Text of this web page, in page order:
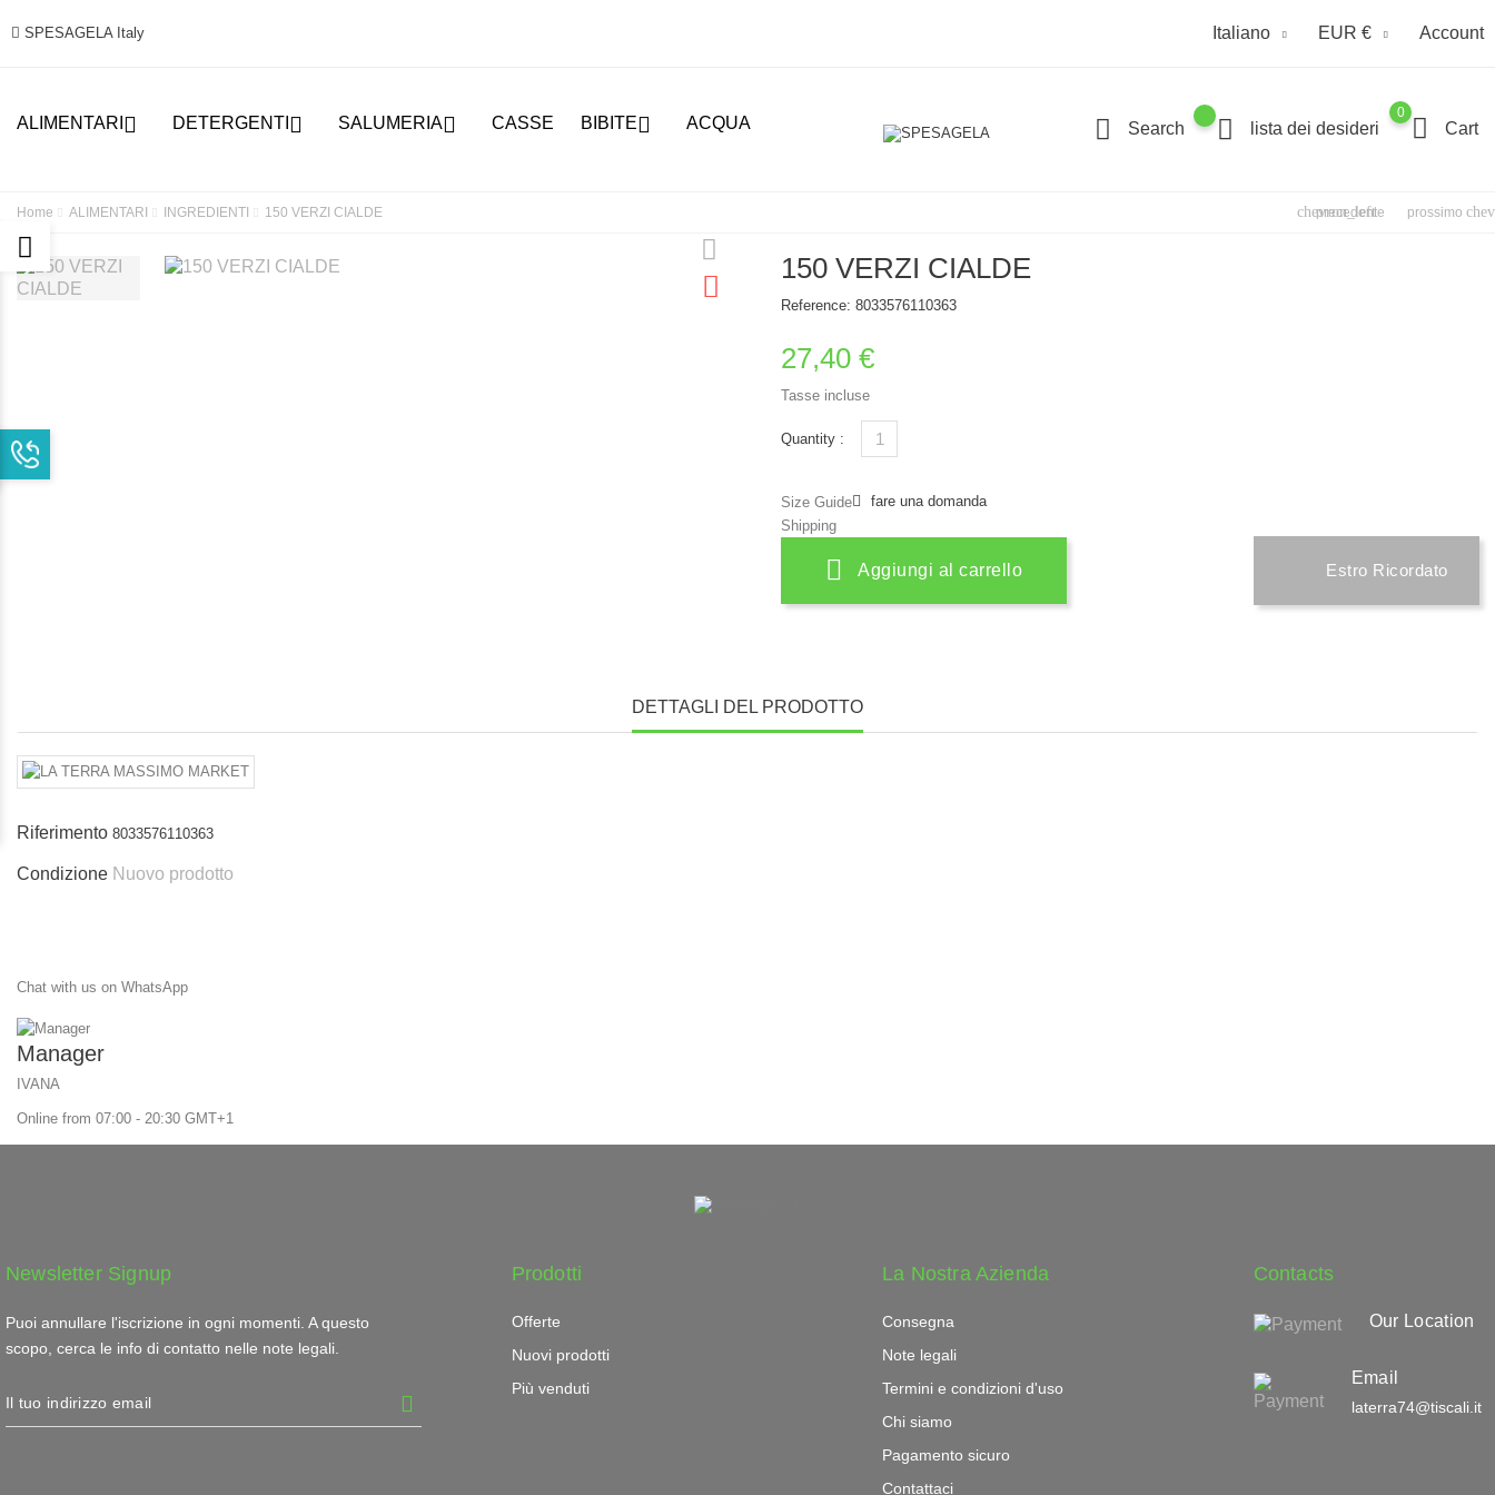
SPESAGELA Italy Italiano EUR € Account
ALIMENTARI  DETERGENTI  SALUMERIA CASSE BIBITE ACQUA Search lista dei desideri
0
Cart
Home ALIMENTARI INGREDIENTI 150 VERZI CIALDE chevron_left
precedente prossimo
150 VERZI CIALDE
Reference: 8033576110363
27,40 €
Tasse incluse
Quantity :
Size Guide
Shipping
fare una domanda
Aggiungi al carrello Estro Ricordato
DETTAGLI DEL PRODOTTO
Riferimento 8033576110363
Condizione Nuovo prodotto
Chat with us on WhatsApp
Manager
IVANA
Online from 07:00 - 20:30 GMT+1
Newsletter Signup
Puoi annullare l'iscrizione in ogni momenti. A questo
scopo, cerca le info di contatto nelle note legali.
Prodotti
Offerte
Nuovi prodotti
Più venduti
La Nostra Azienda
Consegna
Note legali
Termini e condizioni d'uso
Chi siamo
Pagamento sicuro
Contattaci
Contacts
Our Location
Email
laterra74@tiscali.it